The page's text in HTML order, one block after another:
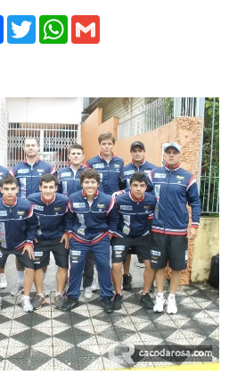
Facebook
TwitterWhatsApp